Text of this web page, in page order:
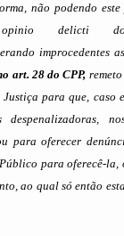
não podendo
opinio delicti
improcedentes
art. 28 do CPP,
para que, caso
despenalizadoras,
para oferecer
para oferecê-la,
ao qual só então